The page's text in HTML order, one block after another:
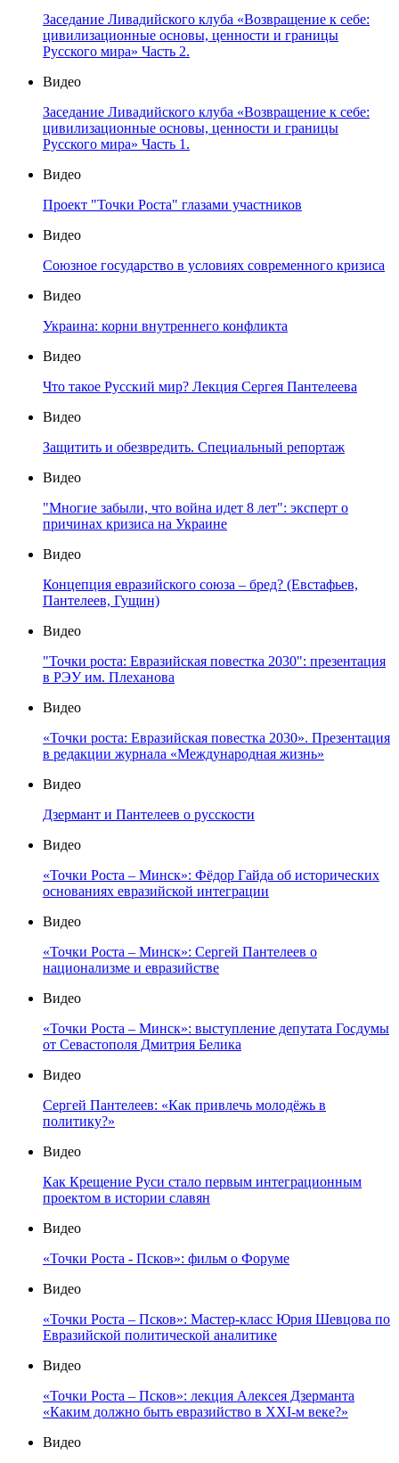
Заседание Ливадийского клуба «Возвращение к себе:
цивилизационные основы, ценности и границы
Русского мира» Часть 2.
Видео
Заседание Ливадийского клуба «Возвращение к себе:
цивилизационные основы, ценности и границы
Русского мира» Часть 1.
Видео
Проект "Точки Роста" глазами участников
Видео
Союзное государство в условиях современного кризиса
Видео
Украина: корни внутреннего конфликта
Видео
Что такое Русский мир? Лекция Сергея Пантелеева
Видео
Защитить и обезвредить. Специальный репортаж
Видео
"Многие забыли, что война идет 8 лет": эксперт о
причинах кризиса на Украине
Видео
Концепция евразийского союза – бред? (Евстафьев,
Пантелеев, Гущин)
Видео
"Точки роста: Евразийская повестка 2030": презентация
в РЭУ им. Плеханова
Видео
«Точки роста: Евразийская повестка 2030». Презентация
в редакции журнала «Международная жизнь»
Видео
Дзермант и Пантелеев о русскости
Видео
«Точки Роста – Минск»: Фёдор Гайда об исторических
основаниях евразийской интеграции
Видео
«Точки Роста – Минск»: Сергей Пантелеев о
национализме и евразийстве
Видео
«Точки Роста – Минск»: выступление депутата Госдумы
от Севастополя Дмитрия Белика
Видео
Сергей Пантелеев: «Как привлечь молодёжь в
политику?»
Видео
Как Крещение Руси стало первым интеграционным
проектом в истории славян
Видео
«Точки Роста - Псков»: фильм о Форуме
Видео
«Точки Роста – Псков»: Мастер-класс Юрия Шевцова по
Евразийской политической аналитике
Видео
«Точки Роста – Псков»: лекция Алексея Дзерманта
«Каким должно быть евразийство в XXI-м веке?»
Видео